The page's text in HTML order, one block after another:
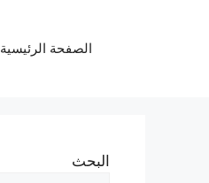
الصفحة الرئيسية
البحث